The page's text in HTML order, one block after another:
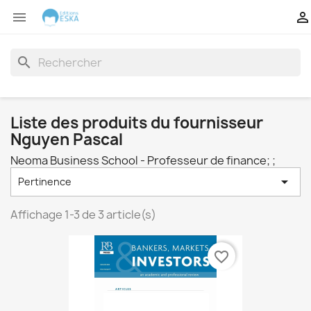
 
search
Liste des produits du fournisseur
Nguyen Pascal
Neoma Business School - Professeur de finance; ;
Pertinence 
Affichage 1-3 de 3 article(s)
favorite_border